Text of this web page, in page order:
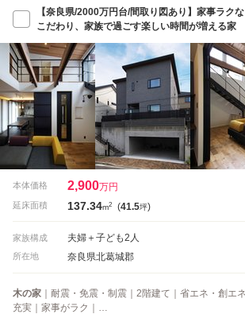
【奈良県/2000万円台/間取り図あり】家事ラク
こだわり、家族で過ごす楽しい時間が増える家
本体価格 2,900万円
延床面積 137.34m2 (41.5坪)
家族構成 夫婦＋子ども2人
所在地 奈良県北葛城郡
木の家 ｜耐震・免震・制震｜2階建て｜省エネ・創エ
充実｜家事がラク｜…